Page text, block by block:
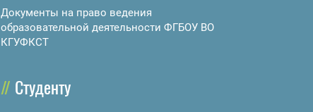
Документы на право ведения
образовательной деятельности ФГБОУ ВО
КГУФКСТ
Студенту